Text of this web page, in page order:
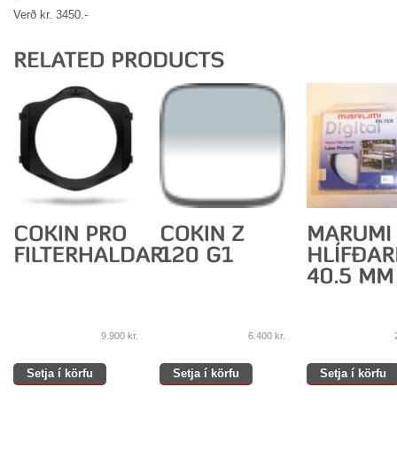
Verð kr. 3450.-
9.900kr.
Setja í körfu
6.400 kr.
Setja í körfu Setja í körfu